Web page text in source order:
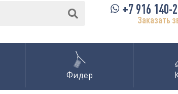
+7 916 140-
Заказать
Фидер